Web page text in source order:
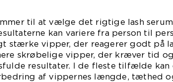
til at vælge det rigtige lash
kan variere fra person til
stærke vipper, der reagerer godt på
skrøbelige vipper, der kræver tid
resultater. I de fleste tilfælde kan
af vippernes længde, tæthed